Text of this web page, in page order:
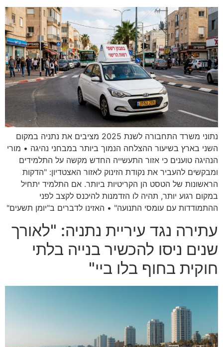
נתוני משרד התחבורה לשנת 2025 מציבים את נתניה במקום
השני בארץ בשיעור ההצלחה הנמוך ביותר במבחני נהיגה • מורי
הנהיגה טוענים כי אזור התעשייה החדש מקשה על התלמידים
ומבקשים להעביר את נקודת הזינוק לאזור האצטדיון: "הדקות
הראשונות של הטסט הן הקריטיות ביותר. אם התלמיד יתחיל
במקום רגוע יותר, תהיה לו הזדמנות להיכנס לקצב לפני
ההתמודדות עם עומסי התנועה" • האזינו לדברים ב"יומן תשעים"
עתירה נגד עיריית נתניה: "לאורך
שנים ניסו להכשיר בנייה בלתי
חוקית בחוף בלו ביי"